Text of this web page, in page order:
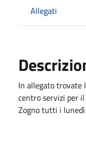
Allegati
In allegato trovate
centro servizi per
Zogno tutti i